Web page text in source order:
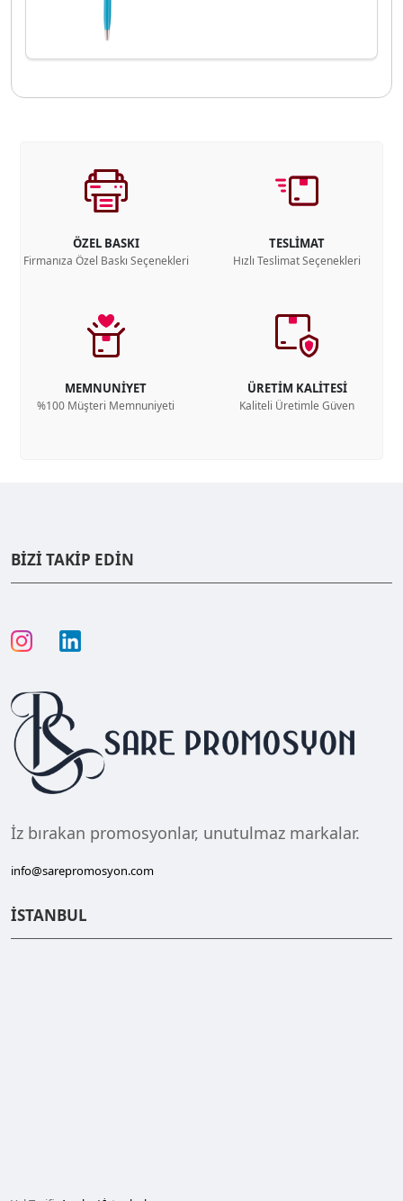
ÖZEL BASKI
Firmanıza Özel Baskı Seçenekleri
TESLİMAT
Hızlı Teslimat Seçenekleri
MEMNUNİYET
%100 Müşteri Memnuniyeti
ÜRETİM KALİTESİ
Kaliteli Üretimle Güven
BİZİ TAKİP EDİN
İz bırakan promosyonlar, unutulmaz markalar.
info@sarepromosyon.com
İSTANBUL